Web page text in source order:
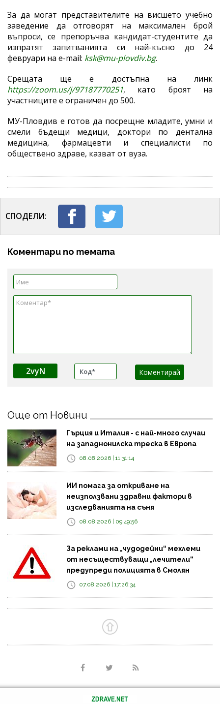
За да могат представителите на висшето учебно
заведение да отговорят на максимален брой
въпроси, се препоръчва кандидат-студентите да
изпратят запитванията си най-късно до 24
февруари на e-mail: ksk@mu-plovdiv.bg.
Срещата ще е достъпна на линк
https://zoom.us/j/97187770251, като броят на
участниците е ограничен до 500.
МУ-Пловдив е готов да посрещне младите, умни и
смели бъдещи медици, доктори по дентална
медицина, фармацевти и специалисти по
обществено здраве, казват от вуза.
СПОДЕЛИ:
Коментари по темата
2vyN
Още от Новини
Гърция и Италия - с най-много случаи
на западнонилска треска в Европа
08.08.2026 | 11:31:14
ИИ помага за откриване на
неизползвани здравни фактори в
изследванията на съня
08.08.2026 | 09:49:56
За реклами на „чудодейни“ мехлеми
от несъществуващи „лечители“
предупреди полицията в Смолян
07.08.2026 | 17:26:34